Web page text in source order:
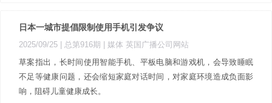
日本一城市提倡限制使用手机引发争议
2025/09/25 | 总第916期
| 媒体 英国广播公司网站
草案指出，长时间使用智能手机、平板电脑和游戏机，会导致睡眠
不足等健康问题，还会缩短家庭对话时间，对家庭环境造成负面影
响，阻碍儿童健康成长。